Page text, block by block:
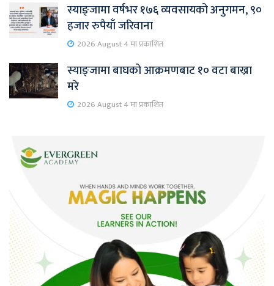
स्याङ्जामा वर्षभर १७६ व्यवसायको अनुगमन, ९०
हजार रुपैयाँ जरिवाना
2026 August 4 मा प्रकाशित
स्याङ्जामा बाघको आक्रमणबाट १० वटा बाख्रा
मरे
2026 August 4 मा प्रकाशित